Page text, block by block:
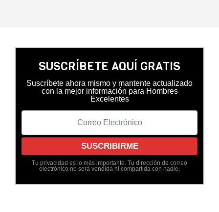
SUSCRÍBETE AQUÍ GRATIS
Suscríbete ahora mismo y mantente actualizado
con la mejor información para Hombres
Excelentes
Tu privacidad es lo más importante. Tu dirección de correo
electrónico no será vendida ni compartida con nadie.